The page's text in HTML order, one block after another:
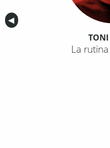
Anterior
◀︎
TONI
La